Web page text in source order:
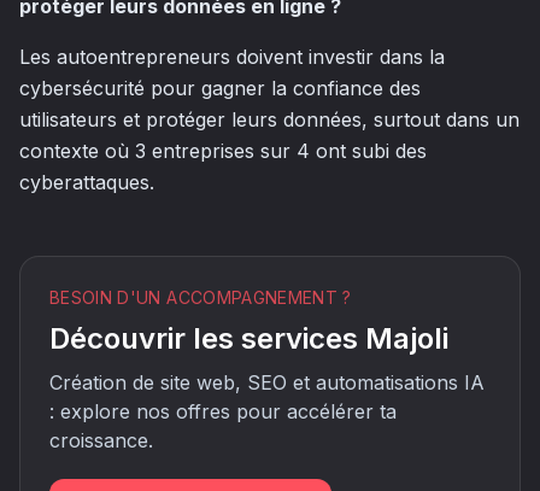
protéger leurs données en ligne ?
Les autoentrepreneurs doivent investir dans la
cybersécurité pour gagner la confiance des
utilisateurs et protéger leurs données, surtout dans un
contexte où 3 entreprises sur 4 ont subi des
cyberattaques.
BESOIN D'UN ACCOMPAGNEMENT ?
Découvrir les services Majoli
Création de site web, SEO et automatisations IA
: explore nos offres pour accélérer ta
croissance.